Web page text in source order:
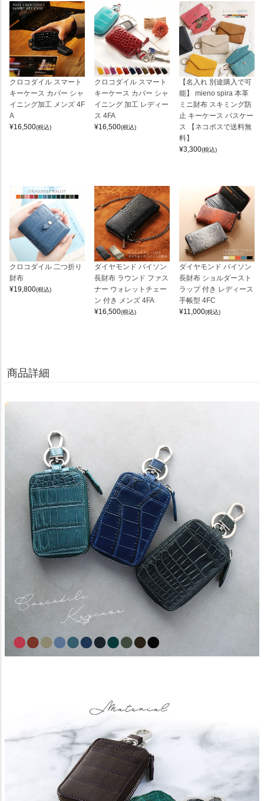
クロコダイル スマート
キーケース カバー シャ
イニング加工 メンズ 4F
A
¥16,500(税込)
クロコダイル スマート
キーケース カバー シャ
イニング 加工 レディー
ス 4FA
¥16,500(税込)
【名入れ 別途購入で可
能】 mieno spira 本革
ミニ財布 スキミング防
止 キーケース パスケー
ス 【ネコポスで送料無
料】
¥3,300(税込)
クロコダイル 二つ折り
財布
¥19,800(税込)
ダイヤモンド パイソン
長財布 ラウンド ファス
ナー ウォレットチェー
ン 付き メンズ 4FA
¥16,500(税込)
ダイヤモンド パイソン
長財布 ショルダースト
ラップ 付き レディース
手帳型 4FC
¥11,000(税込)
商品詳細